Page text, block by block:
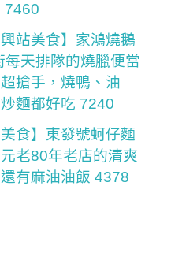
7460
興站美食】家鴻燒鵝
天排隊的燒臘便當
搶手，燒鴨、油
麵都好吃 7240
美食】東發號蚵仔麵
老80年老店的清爽
有麻油油飯 4378